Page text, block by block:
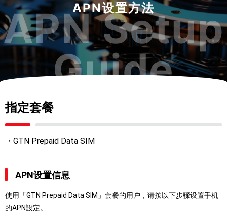
APN设置方法
APN Setup
Guide
指定套餐
・GTN Prepaid Data SIM
APN设置信息
使用「GTN Prepaid Data SIM」套餐的用户，请按以下步骤设置手机
的APN設定。